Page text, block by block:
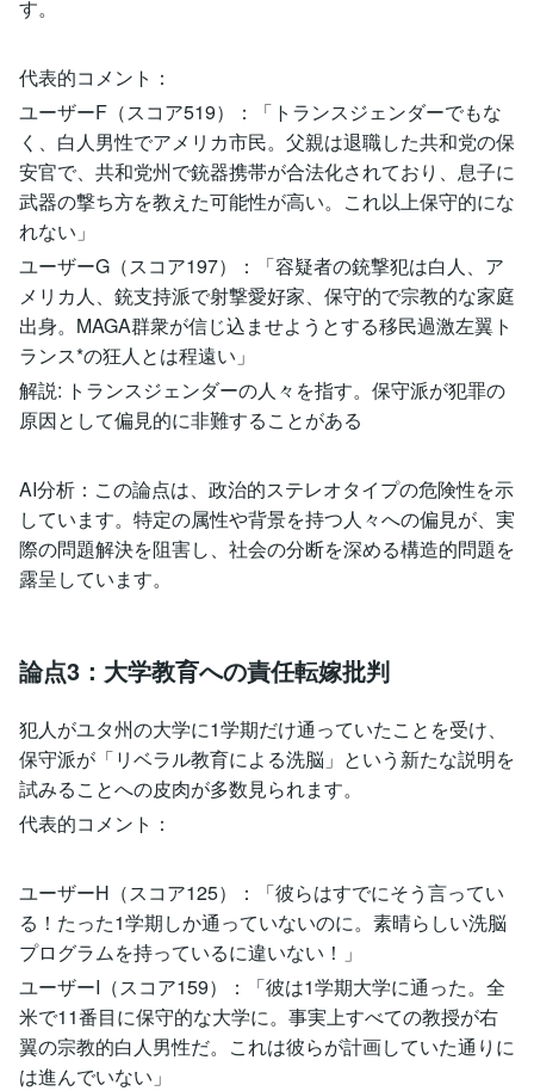
す。
代表的コメント：
ユーザーF（スコア519）：「トランスジェンダーでもな
く、白人男性でアメリカ市民。父親は退職した共和党の保
安官で、共和党州で銃器携帯が合法化されており、息子に
武器の撃ち方を教えた可能性が高い。これ以上保守的にな
れない」
ユーザーG（スコア197）：「容疑者の銃撃犯は白人、ア
メリカ人、銃支持派で射撃愛好家、保守的で宗教的な家庭
出身。MAGA群衆が信じ込ませようとする移民過激左翼ト
ランス*の狂人とは程遠い」
解説: トランスジェンダーの人々を指す。保守派が犯罪の
原因として偏見的に非難することがある
AI分析：この論点は、政治的ステレオタイプの危険性を示
しています。特定の属性や背景を持つ人々への偏見が、実
際の問題解決を阻害し、社会の分断を深める構造的問題を
露呈しています。
論点3：大学教育への責任転嫁批判
犯人がユタ州の大学に1学期だけ通っていたことを受け、
保守派が「リベラル教育による洗脳」という新たな説明を
試みることへの皮肉が多数見られます。
代表的コメント：
ユーザーH（スコア125）：「彼らはすでにそう言ってい
る！たった1学期しか通っていないのに。素晴らしい洗脳
プログラムを持っているに違いない！」
ユーザーI（スコア159）：「彼は1学期大学に通った。全
米で11番目に保守的な大学に。事実上すべての教授が右
翼の宗教的白人男性だ。これは彼らが計画していた通りに
は進んでいない」